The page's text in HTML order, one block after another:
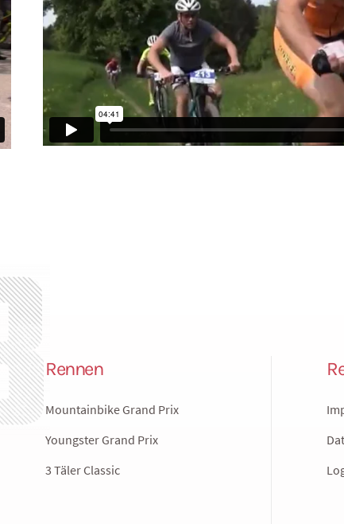
Rennen
Mountainbike Grand Prix
Youngster Grand Prix
3 Täler Classic